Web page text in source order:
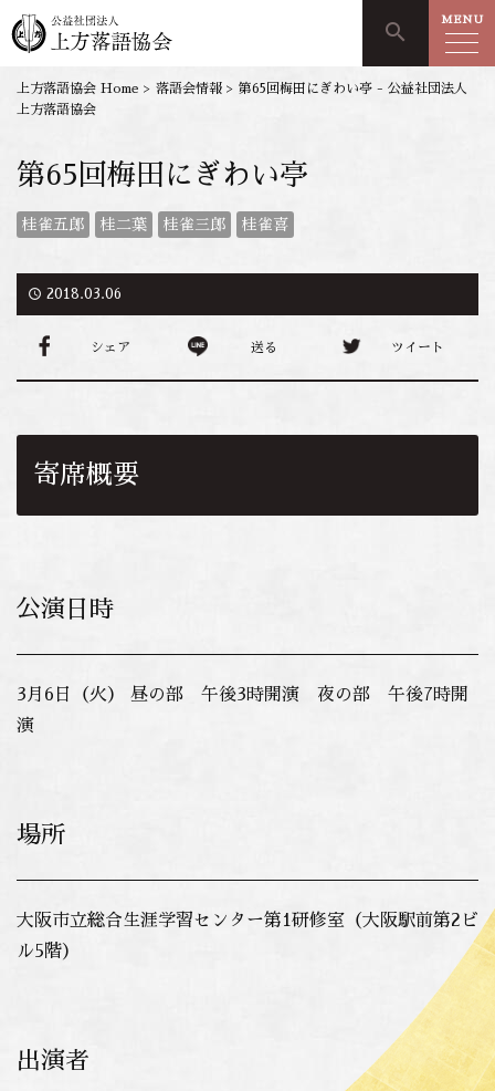
search MENU
上方落語協会 Home > 落語会情報 > 第65回梅田にぎわい亭 - 公益社団法人
上方落語協会
第65回梅田にぎわい亭
桂雀五郎 桂二葉 桂雀三郎 桂雀喜
access_time 2018.03.06
シェア 送る ツイート
寄席概要
公演日時
3月6日（火） 昼の部 午後3時開演 夜の部 午後7時開
演
場所
大阪市立総合生涯学習センター第1研修室（大阪駅前第2ビ
ル5階）
出演者